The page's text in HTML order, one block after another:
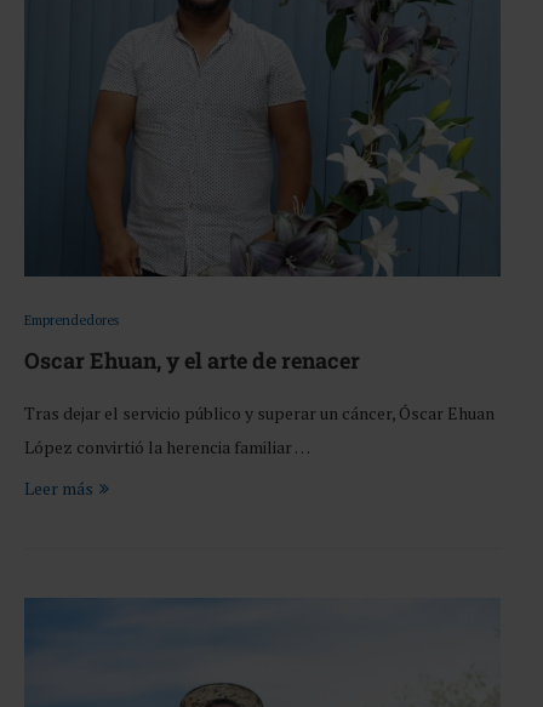
Emprendedores
Oscar Ehuan, y el arte de renacer
Tras dejar el servicio público y superar un cáncer, Óscar Ehuan
López convirtió la herencia familiar …
Leer más